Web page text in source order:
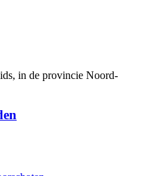
in de provincie Noord-